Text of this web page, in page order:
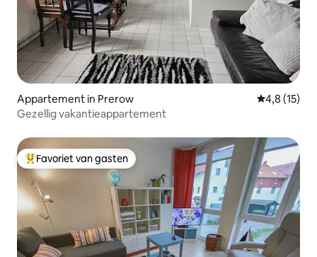
Appartement in Prerow
4,8 (15)
Gezellig vakantieappartement
Topfavoriet van gasten
Favoriet van gasten